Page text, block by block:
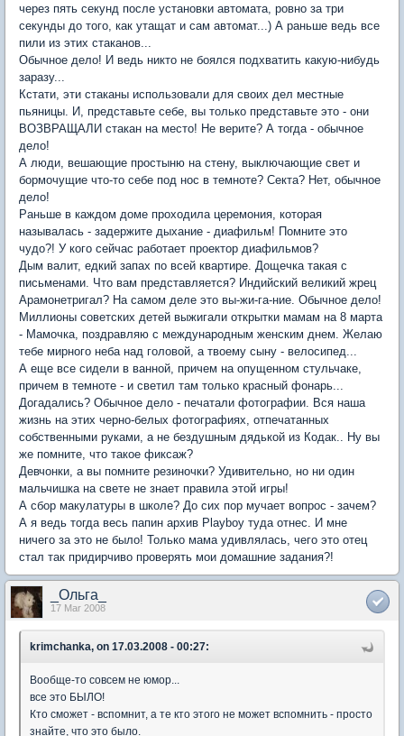
через пять секунд после установки автомата, ровно за три
секунды до того, как утащат и сам автомат...) А раньше ведь все
пили из этих стаканов...
Обычное дело! И ведь никто не боялся подхватить какую-нибудь
заразу...
Кстати, эти стаканы использовали для своих дел местные
пьяницы. И, представьте себе, вы только представьте это - они
ВОЗВРАЩАЛИ стакан на место! Не верите? А тогда - обычное
дело!
А люди, вешающие простыню на стену, выключающие свет и
бормочущие что-то себе под нос в темноте? Секта? Нет, обычное
дело!
Раньше в каждом доме проходила церемония, которая
называлась - задержите дыхание - диафильм! Помните это
чудо?! У кого сейчас работает проектор диафильмов?
Дым валит, едкий запах по всей квартире. Дощечка такая с
письменами. Что вам представляется? Индийский великий жрец
Арамонетригал? На самом деле это вы-жи-га-ние. Обычное дело!
Миллионы советских детей выжигали открытки мамам на 8 марта
- Мамочка, поздравляю с международным женским днем. Желаю
тебе мирного неба над головой, а твоему сыну - велосипед...
А еще все сидели в ванной, причем на опущенном стульчаке,
причем в темноте - и светил там только красный фонарь...
Догадались? Обычное дело - печатали фотографии. Вся наша
жизнь на этих черно-белых фотографиях, отпечатанных
собственными руками, а не бездушным дядькой из Кодак.. Ну вы
же помните, что такое фиксаж?
Девчонки, а вы помните резиночки? Удивительно, но ни один
мальчишка на свете не знает правила этой игры!
А сбор макулатуры в школе? До сих пор мучает вопрос - зачем?
А я ведь тогда весь папин архив Playboy туда отнес. И мне
ничего за это не было! Только мама удивлялась, чего это отец
стал так придирчиво проверять мои домашние задания?!
_Ольга_
17 Mar 2008
krimchanka, on 17.03.2008 - 00:27:
Вообще-то совсем не юмор...
все это БЫЛО!
Кто сможет - вспомнит, а те кто этого не может вспомнить - просто
знайте, что это было.